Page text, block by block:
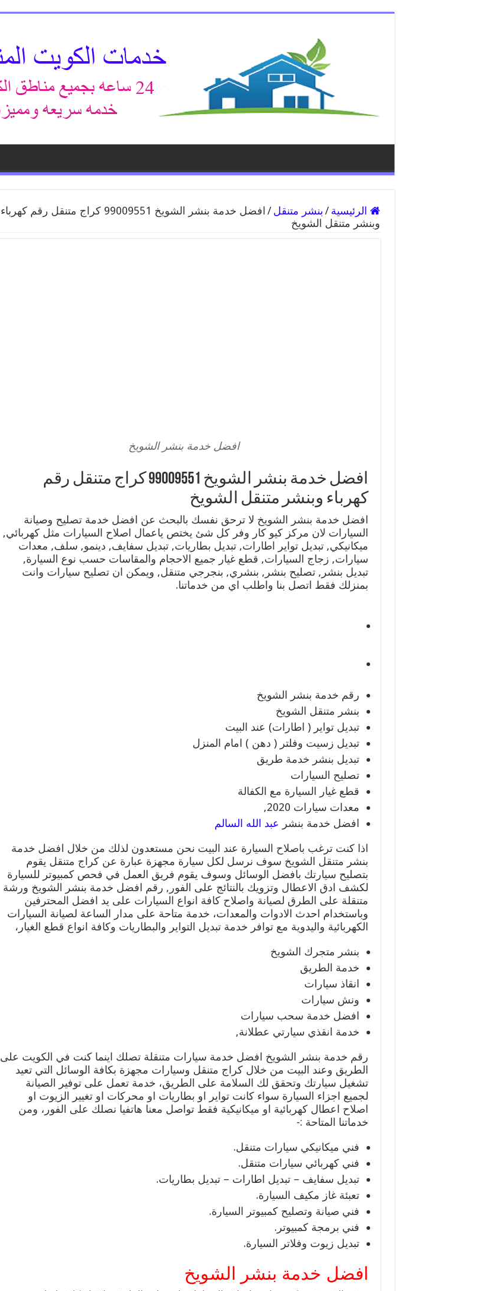
الرئيسية /بنشر متنقل /
افضل خدمة بنشر الشويخ 99009551 كراج متنقل رقم كهرباء
وبنشر متنقل الشويخ
افضل خدمة بنشر الشويخ
افضل خدمة بنشر الشويخ 99009551 كراج متنقل رقم
كهرباء وبنشر متنقل الشويخ
افضل خدمة بنشر الشويخ لا ترحق نفسك بالبحث عن افضل خدمة تصليح وصيانة
السيارات لان مركز كيو كار وفر كل شئ يختص ياعمال اصلاح السيارات مثل كهربائي,
ميكانيكي, تبديل تواير اطارات, تبديل بطاريات, تبديل سفايف, دينمو, سلف, معدات
سيارات, زجاج السيارات, قطع غيار جميع الاحجام والمقاسات حسب نوع السيارة,
تبديل بنشر, تصليح بنشر, بنشري, بنجرجي متنقل, ويمكن ان تصليح سيارات وانت
بمنزلك فقط اتصل بنا واطلب اي من خدماتنا.
رقم خدمة بنشر الشويخ
بنشر متنقل الشويخ
تبديل تواير ( اطارات) عند البيت
تبديل زسيت وفلتر ( دهن ) امام المنزل
تبديل بنشر خدمة طريق
تصليح السيارات
قطع غيار السيارة مع الكفالة
معدات سيارات 2020,
افضل خدمة بنشر عبد الله السالم
اذا كنت ترغب باصلاح السيارة عند البيت نحن مستعدون لذلك من خلال افضل خدمة
بنشر متنقل الشويخ سوف نرسل لكل سيارة مجهزة عبارة عن كراج متنقل يقوم
بتصليح سيارتك بافضل الوسائل وسوف يقوم فريق العمل في فحص كمبيوتر للسيارة
لكشف ادق الاعطال وتزويك بالنتائج على الفور, رقم افضل خدمة بنشر الشويخ ورشة
متنقلة على الطرق لصيانة واصلاح كافة انواع السيارات على يد افضل المحترفين
وباستخدام احدث الادوات والمعدات، خدمة متاحة على مدار الساعة لصيانة السيارات
الكهربائية واليدوية مع توافر خدمة تبديل التواير والبطاريات وكافة انواع قطع الغيار،
بنشر متجرك الشويخ
خدمة الطريق
انقاذ سيارات
ونش سيارات
افضل خدمة سحب سيارات
خدمة انقذي سيارتي عطلانة,
رقم خدمة بنشر الشويخ افضل خدمة سيارات متنقلة تصلك اينما كنت في الكويت على
الطريق وعند البيت من خلال كراج متنقل وسيارات مجهزة بكافة الوسائل التي تعيد
تشغيل سيارتك وتحقق لك السلامة على الطريق، خدمة تعمل على توفير الصيانة
لجميع اجزاء السيارة سواء كانت تواير او بطاريات او محركات او تغيير الزيوت او
اصلاح اعطال كهربائية او ميكانيكية فقط تواصل معنا هاتفيا نصلك على الفور، ومن
خدماتنا المتاحة :-
فني ميكانيكي سيارات متنقل.
فني كهربائي سيارات متنقل.
تبديل سفايف – تبديل اطارات – تبديل بطاريات.
تعبئة غاز مكيف السيارة.
فني صيانة وتصليح كمبيوتر السيارة.
فني برمجة كمبيوتر.
تبديل زيوت وفلاتر السيارة.
افضل خدمة بنشر الشويخ